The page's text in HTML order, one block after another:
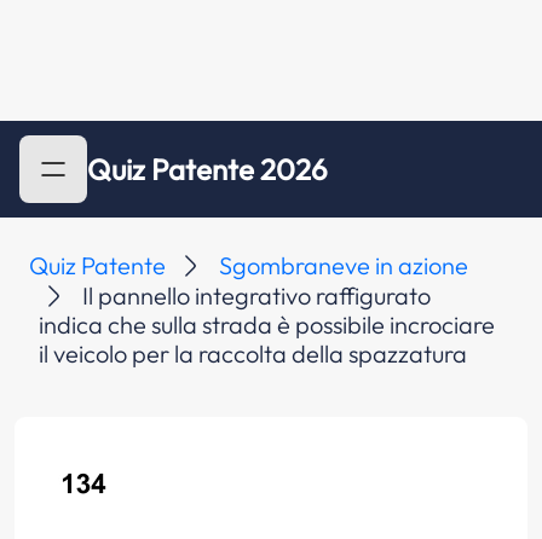
Quiz Patente 2026
Quiz Patente
Sgombraneve in azione
Il pannello integrativo raffigurato
indica che sulla strada è possibile incrociare
il veicolo per la raccolta della spazzatura